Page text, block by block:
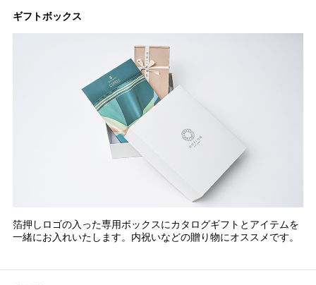
ギフトボックス
箔押しロゴの入った専用ボックスにカタログギフトとアイテムを
一緒にお入れいたします。内祝いなどの贈り物にオススメです。